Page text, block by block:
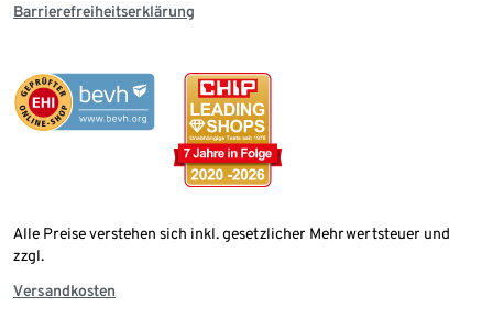
Barrierefreiheitserklärung
Alle Preise verstehen sich inkl. gesetzlicher Mehrwertsteuer und
zzgl.
Versandkosten